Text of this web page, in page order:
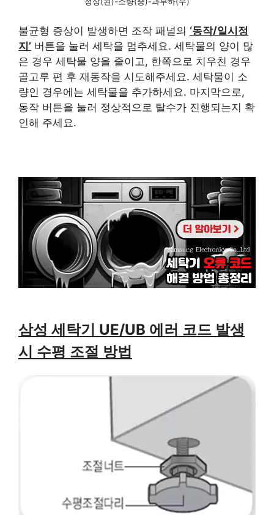
불균형 증상이 발생하면 조작 패널의 ‘동작/일시정
지’ 버튼을 눌러 세탁을 멈추세요. 세탁물의 양이 많
은 경우 세탁물 양을 줄이고, 한쪽으로 치우친 경우
골고루 편 후 재동작을 시도해주세요. 세탁물이 소
량인 경우에는 세탁물을 추가하세요. 마지막으로,
동작 버튼을 눌러 정상적으로 탈수가 진행되는지 확
인해 주세요.
삼성 세탁기 UE/UB 에러 코드 발생
시 수평 조절 방법